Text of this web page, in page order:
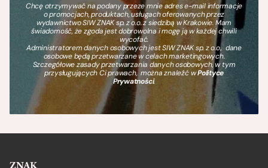
Chcę otrzymywać na podany przeze mnie adres e-mail informacje
o promocjach, produktach, usługach oferowanych przez
wydawnictwo SIW ZNAK sp. z o.o. z siedzibą w Krakowie. Mam
świadomość, że zgoda jest dobrowolna i mogę ją w każdej chwili
wycofać.
Administratorem danych osobowych jest SIW ZNAK sp. z o.o., dane
osobowe będą przetwarzane w celach marketingowych.
Szczegółowe zasady przetwarzania danych osobowych, w tym
przysługujących Ci prawach, można znaleźć wPolityce
Prywatności.